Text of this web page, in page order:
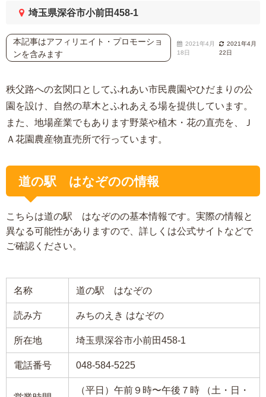
埼玉県深谷市小前田458-1
本記事はアフィリエイト・プロモーショ
ンを含みます
2021年4月
18日
2021年4月
22日
秩父路への玄関口としてふれあい市民農園やひだまりの公
園を設け、自然の草木とふれあえる場を提供しています。
また、地場産業でもあります野菜や植木・花の直売を、Ｊ
Ａ花園農産物直売所で行っています。
道の駅 はなぞのの情報
こちらは道の駅 はなぞのの基本情報です。実際の情報と
異なる可能性がありますので、詳しくは公式サイトなどで
ご確認ください。
名称 道の駅 はなぞの
読み方 みちのえき はなぞの
所在地 埼玉県深谷市小前田458-1
電話番号 048-584-5225
（平日）午前９時〜午後７時 （土・日・